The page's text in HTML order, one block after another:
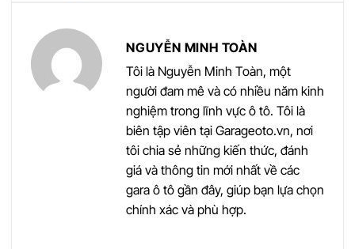
NGUYỄN MINH TOÀN
Tôi là Nguyễn Minh Toàn, một
người đam mê và có nhiều năm kinh
nghiệm trong lĩnh vực ô tô. Tôi là
biên tập viên tại Garageoto.vn, nơi
tôi chia sẻ những kiến thức, đánh
giá và thông tin mới nhất về các
gara ô tô gần đây, giúp bạn lựa chọn
chính xác và phù hợp.